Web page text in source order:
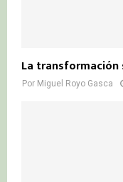
La transformación
Por Miguel Royo Gasca